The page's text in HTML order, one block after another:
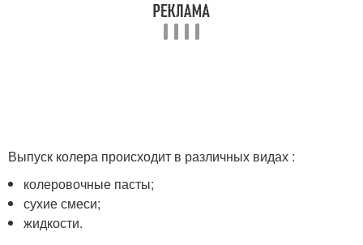
Выпуск колера происходит в различных видах :
колеровочные пасты;
сухие смеси;
жидкости.